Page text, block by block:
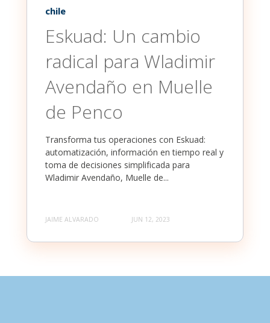
chile
Eskuad: Un cambio
radical para Wladimir
Avendaño en Muelle
de Penco
Transforma tus operaciones con Eskuad:
automatización, información en tiempo real y
toma de decisiones simplificada para
Wladimir Avendaño, Muelle de...
JAIME ALVARADO JUN 12, 2023